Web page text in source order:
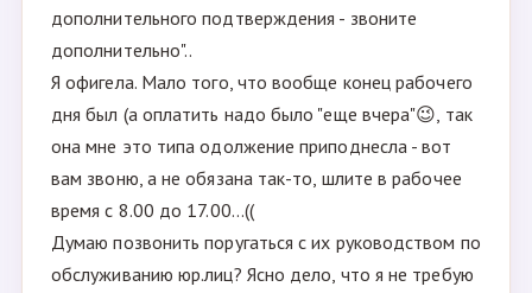
дополнительного подтверждения - звоните
дополнительно"..
Я офигела. Мало того, что вообще конец рабочего
дня был (а оплатить надо было "еще вчера"😉, так
она мне это типа одолжение приподнесла - вот
вам звоню, а не обязана так-то, шлите в рабочее
время с 8.00 до 17.00...((
Думаю позвонить поругаться с их руководством по
обслуживанию юр.лиц? Ясно дело, что я не требую